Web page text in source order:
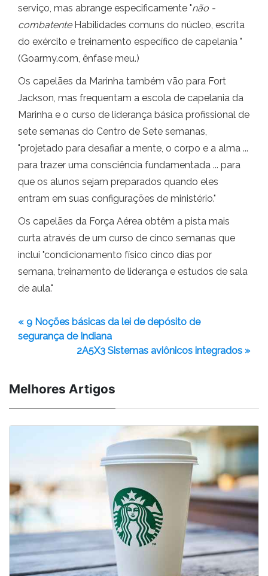
serviço, mas abrange especificamente "não -
combatenteHabilidades comuns do núcleo, escrita
do exército e treinamento específico de capelania "
(Goarmy.com, ênfase meu.)
Os capelães da Marinha também vão para Fort
Jackson, mas frequentam a escola de capelania da
Marinha e o curso de liderança básica profissional de
sete semanas do Centro de Sete semanas,
"projetado para desafiar a mente, o corpo e a alma ...
para trazer uma consciência fundamentada ... para
que os alunos sejam preparados quando eles
entram em suas configurações de ministério."
Os capelães da Força Aérea obtêm a pista mais
curta através de um curso de cinco semanas que
inclui "condicionamento físico cinco dias por
semana, treinamento de liderança e estudos de sala
de aula."
« 9 Noções básicas da lei de depósito de
segurança de Indiana
2A5X3 Sistemas aviônicos integrados »
Melhores Artigos